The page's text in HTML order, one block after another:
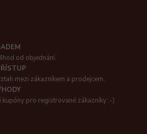
od objednání.
mezi zákazníkem a prodejcem.
pro registrované zákazníky :-)